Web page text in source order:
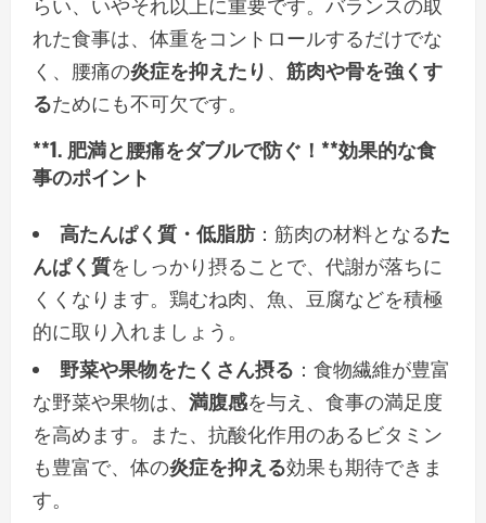
らい、いやそれ以上に重要です。バランスの取
れた食事は、体重をコントロールするだけでな
く、腰痛の炎症を抑えたり 、 筋肉や骨を強くす
るためにも不可欠です。
**1. 肥満と腰痛をダブルで防ぐ！**効果的な食
事のポイント
高たんぱく質・低脂肪：筋肉の材料となるた
んぱく質をしっかり摂ることで、代謝が落ちに
くくなります。鶏むね肉、魚、豆腐などを積極
的に取り入れましょう。
野菜や果物をたくさん摂る ：食物繊維が豊富
な野菜や果物は、 満腹感を与え、食事の満足度
を高めます。また、抗酸化作用のあるビタミン
も豊富で、体の炎症を抑える効果も期待できま
す。